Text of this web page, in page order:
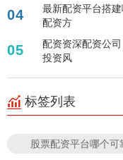
04
最新配资平台搭
配资方
05
配资资深配资公
投资风
标签列表
股票配资平台哪个可